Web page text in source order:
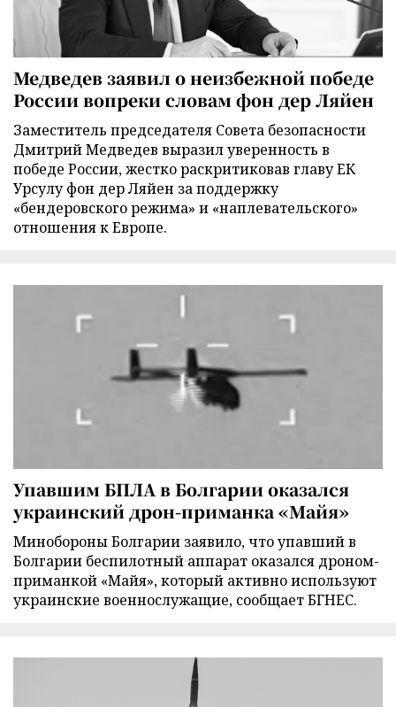
Медведев заявил о неизбежной победе
России вопреки словам фон дер Ляйен
Заместитель председателя Совета безопасности
Дмитрий Медведев выразил уверенность в
победе России, жестко раскритиковав главу ЕК
Урсулу фон дер Ляйен за поддержку
«бендеровского режима» и «наплевательского»
отношения к Европе.
Упавшим БПЛА в Болгарии оказался
украинский дрон-приманка «Майя»
Минобороны Болгарии заявило, что упавший в
Болгарии беспилотный аппарат оказался дроном-
приманкой «Майя», который активно используют
украинские военнослужащие, сообщает БГНЕС.